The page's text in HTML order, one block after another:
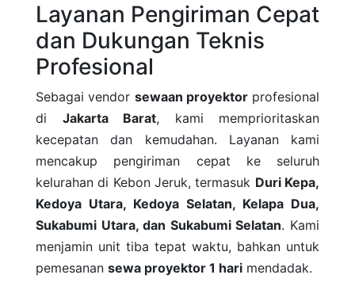
Layanan Pengiriman Cepat
dan Dukungan Teknis
Profesional
Sebagai vendor sewaan proyektorprofesional
di Jakarta Barat, kami memprioritaskan
kecepatan dan kemudahan. Layanan kami
mencakup pengiriman cepat ke seluruh
kelurahan di Kebon Jeruk, termasuk Duri Kepa,
Kedoya Utara, Kedoya Selatan, Kelapa Dua,
Sukabumi Utara, dan Sukabumi Selatan. Kami
menjamin unit tiba tepat waktu, bahkan untuk
pemesanan sewa proyektor 1 hari mendadak.